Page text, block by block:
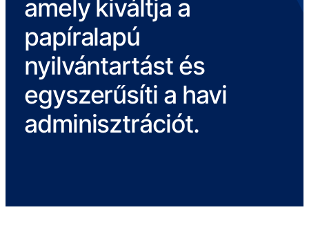
amely kiváltja a
papíralapú
nyilvántartást és
egyszerűsíti a havi
adminisztrációt.